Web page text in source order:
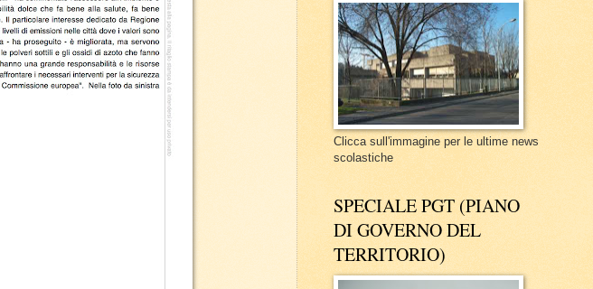
Clicca sull'immagine per le ultime news
scolastiche
SPECIALE PGT (PIANO
DI GOVERNO DEL
TERRITORIO)